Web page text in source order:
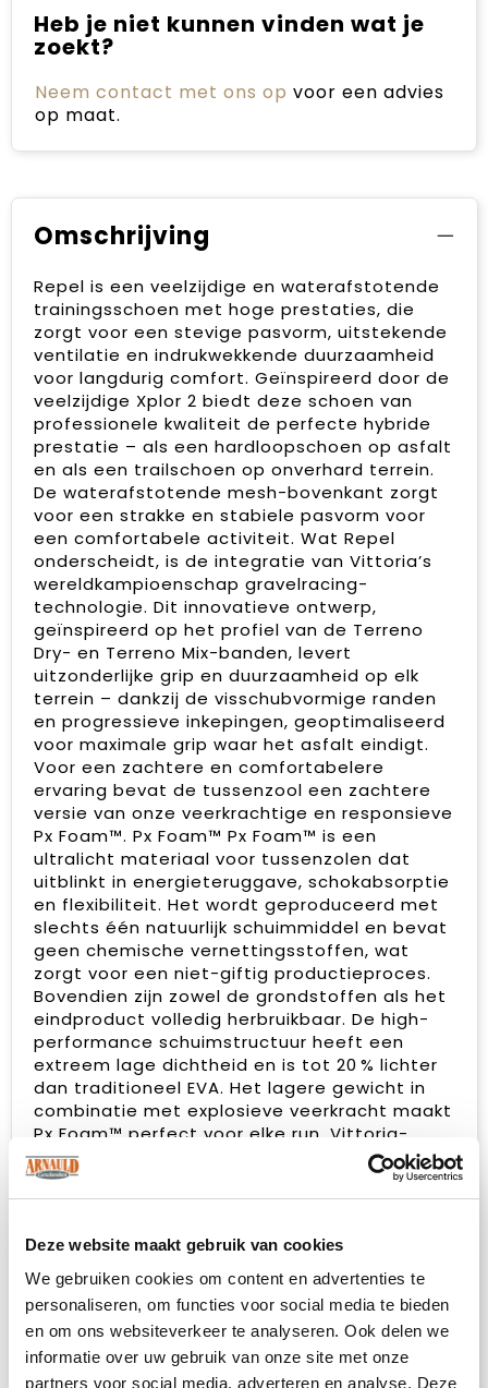
Deze website maakt gebruik van cookies
We gebruiken cookies om content en advertenties te
personaliseren, om functies voor social media te bieden
en om ons websiteverkeer te analyseren. Ook delen we
informatie over uw gebruik van onze site met onze
partners voor social media, adverteren en analyse. Deze
Heb je niet kunnen vinden wat je
zoekt?
Neem contact met ons op voor een advies
op maat.
Omschrijving
Repel is een veelzijdige en waterafstotende
trainingsschoen met hoge prestaties, die
zorgt voor een stevige pasvorm, uitstekende
ventilatie en indrukwekkende duurzaamheid
voor langdurig comfort. Geïnspireerd door de
veelzijdige Xplor 2 biedt deze schoen van
professionele kwaliteit de perfecte hybride
prestatie – als een hardloopschoen op asfalt
en als een trailschoen op onverhard terrein.
De waterafstotende mesh-bovenkant zorgt
voor een strakke en stabiele pasvorm voor
een comfortabele activiteit. Wat Repel
onderscheidt, is de integratie van Vittoria’s
wereldkampioenschap gravelracing-
technologie. Dit innovatieve ontwerp,
geïnspireerd op het profiel van de Terreno
Dry- en Terreno Mix-banden, levert
uitzonderlijke grip en duurzaamheid op elk
terrein – dankzij de visschubvormige randen
en progressieve inkepingen, geoptimaliseerd
voor maximale grip waar het asfalt eindigt.
Voor een zachtere en comfortabelere
ervaring bevat de tussenzool een zachtere
versie van onze veerkrachtige en responsieve
Px Foam™. Px Foam™ Px Foam™ is een
ultralicht materiaal voor tussenzolen dat
uitblinkt in energieteruggave, schokabsorptie
en flexibiliteit. Het wordt geproduceerd met
slechts één natuurlijk schuimmiddel en bevat
geen chemische vernettingsstoffen, wat
zorgt voor een niet-giftig productieproces.
Bovendien zijn zowel de grondstoffen als het
eindproduct volledig herbruikbaar. De high-
performance schuimstructuur heeft een
extreem lage dichtheid en is tot 20 % lichter
dan traditioneel EVA. Het lagere gewicht in
combinatie met explosieve veerkracht maakt
Px Foam™ perfect voor elke run. Vittoria-
buitenzool geïnspireerd op Terreno
Ontwikkeld in samenwerking met de
wereldberoemde fietsenbandenfabrikant
visschubachtige randen en progressieve
inkepingen, geïnspireerd op het profiel van de
Terreno Dry- en Terreno Mix-banden. Het
resultaat is een zool die geoptimaliseerd is
voor maximale snelheid buiten de stedelijke
omgeving, met uitstekende grip en